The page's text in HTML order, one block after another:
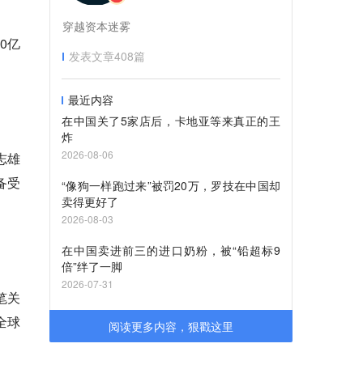
亿
雄
受
关
球
穿越资本迷雾
发表文章408篇
最近内容
在中国关了5家店后，卡地亚等来真正的王
炸
2026-08-06
“像狗一样跑过来”被罚20万，罗技在中国却
卖得更好了
2026-08-03
在中国卖进前三的进口奶粉，被“铅超标9
倍”绊了一脚
2026-07-31
阅读更多内容，狠戳这里